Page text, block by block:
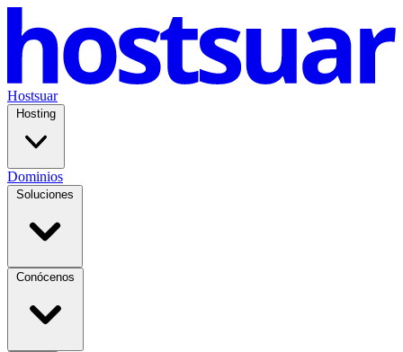
Hostsuar
Hosting
Dominios
Soluciones
Conócenos